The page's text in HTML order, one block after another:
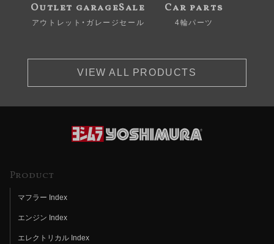
Outlet garageSale
アウトレット・ガレージセール
Car parts
4輪パーツ
VIEW ALL PRODUCTS
Product
マフラー Index
エンジン Index
エレクトリカル Index